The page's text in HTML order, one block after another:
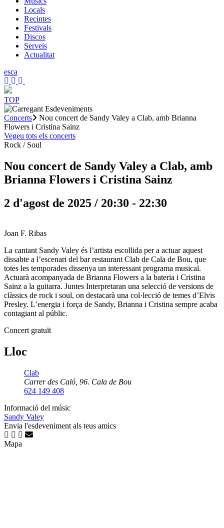
Locals
Recintes
Festivals
Discos
Serveis
Actualitat
esca
TOP
Concerts
Nou concert de Sandy Valey a Clab, amb Brianna
Flowers i Cristina Sainz
Vegeu tots els concerts
Rock / Soul
Nou concert de Sandy Valey a Clab, amb
Brianna Flowers i Cristina Sainz
2 d'agost de 2025 / 20:30 - 22:30
Joan F. Ribas
La cantant Sandy Valey és l’artista escollida per a actuar aquest
dissabte a l’escenari del bar restaurant Clab de Cala de Bou, que
totes les temporades dissenya un interessant programa musical.
Actuarà acompanyada de Brianna Flowers a la bateria i Cristina
Sainz a la guitarra. Juntes Interpretaran una selecció de versions de
clàssics de rock i soul, on destacarà una col·lecció de temes d’Elvis
Presley. L’energia i força de Sandy, Brianna i Cristina sempre acaba
contagiant al públic.
Concert gratuït
Lloc
Clab
Carrer des Caló, 96. Cala de Bou
624 149 408
Informació del músic
Sandy Valey
Envia l'esdeveniment als teus amics
Mapa